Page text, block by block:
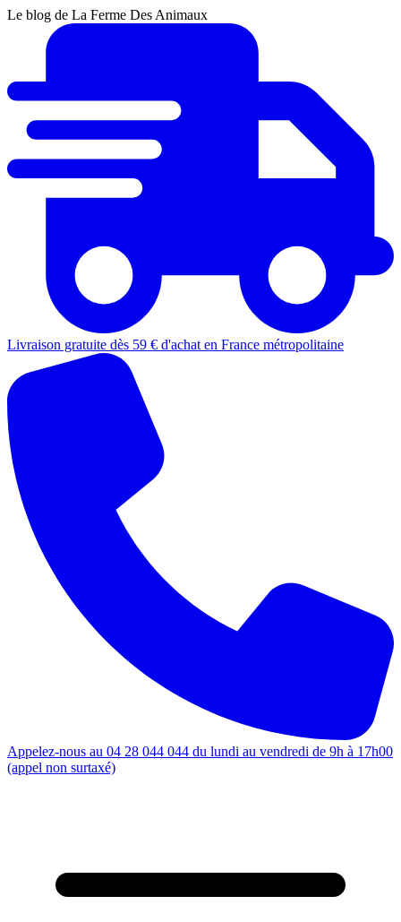
Le blog de La Ferme Des Animaux
Livraison gratuite dès 59 € d'achat en France métropolitaine
Appelez-nous au 04 28 044 044 du lundi au vendredi de 9h à 17h00
(appel non surtaxé)